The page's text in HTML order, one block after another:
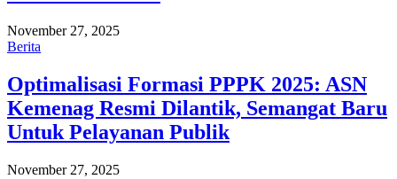
November 27, 2025
Berita
Optimalisasi Formasi PPPK 2025: ASN
Kemenag Resmi Dilantik, Semangat Baru
Untuk Pelayanan Publik
November 27, 2025